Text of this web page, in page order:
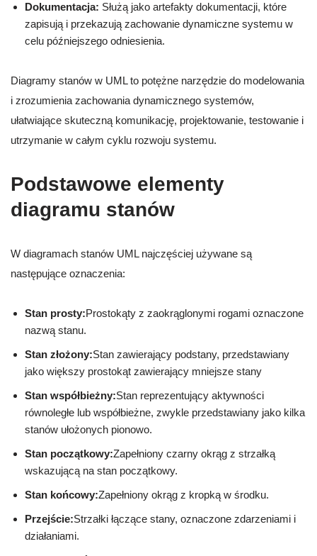
Dokumentacja: Służą jako artefakty dokumentacji, które
zapisują i przekazują zachowanie dynamiczne systemu w
celu późniejszego odniesienia.
Diagramy stanów w UML to potężne narzędzie do modelowania
i zrozumienia zachowania dynamicznego systemów,
ułatwiające skuteczną komunikację, projektowanie, testowanie i
utrzymanie w całym cyklu rozwoju systemu.
Podstawowe elementy
diagramu stanów
W diagramach stanów UML najczęściej używane są
następujące oznaczenia:
Stan prosty:Prostokąty z zaokrąglonymi rogami oznaczone
nazwą stanu.
Stan złożony:Stan zawierający podstany, przedstawiany
jako większy prostokąt zawierający mniejsze stany
Stan współbieżny:Stan reprezentujący aktywności
równoległe lub współbieżne, zwykle przedstawiany jako kilka
stanów ułożonych pionowo.
Stan początkowy:Zapełniony czarny okrąg z strzałką
wskazującą na stan początkowy.
Stan końcowy:Zapełniony okrąg z kropką w środku.
Przejście:Strzałki łączące stany, oznaczone zdarzeniami i
działaniami.